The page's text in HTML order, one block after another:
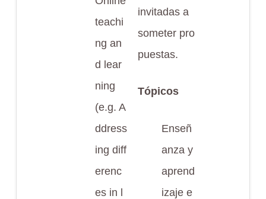
teachi
ng an
d lear
ning
(e.g. A
ddress
ing diff
erenc
es in l
invitadas a
someter pro
puestas.
Tópicos
Enseñ
anza y
aprend
izaje e